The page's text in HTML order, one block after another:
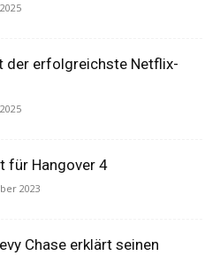
der erfolgreichste Netflix-
für Hangover 4
2023
Chase erklärt seinen